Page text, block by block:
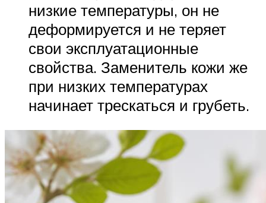
низкие температуры, он не
деформируется и не теряет
свои эксплуатационные
свойства. Заменитель кожи же
при низких температурах
начинает трескаться и грубеть.